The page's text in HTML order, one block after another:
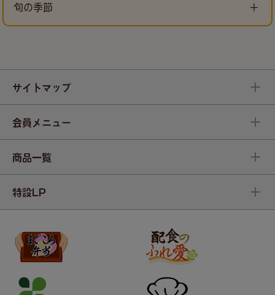
旬の季節
サイトマップ
会員メニュー
商品一覧
特設LP